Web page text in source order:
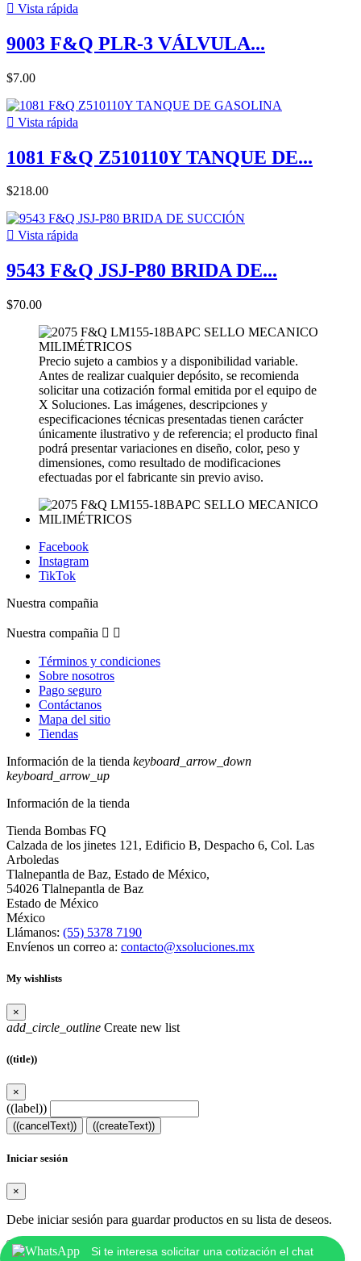
 Vista rápida
9003 F&Q PLR-3 VÁLVULA...
$7.00
 Vista rápida
1081 F&Q Z510110Y TANQUE DE...
$218.00
 Vista rápida
9543 F&Q JSJ-P80 BRIDA DE...
$70.00
Precio sujeto a cambios y a disponibilidad variable.
Antes de realizar cualquier depósito, se recomienda
solicitar una cotización formal emitida por el equipo de
X Soluciones. Las imágenes, descripciones y
especificaciones técnicas presentadas tienen carácter
únicamente ilustrativo y de referencia; el producto final
podrá presentar variaciones en diseño, color, peso y
dimensiones, como resultado de modificaciones
efectuadas por el fabricante sin previo aviso.
Facebook
Instagram
TikTok
Nuestra compañia
Nuestra compañia  
Términos y condiciones
Sobre nosotros
Pago seguro
Contáctanos
Mapa del sitio
Tiendas
Información de la tienda keyboard_arrow_down
keyboard_arrow_up
Información de la tienda
Tienda Bombas FQ
Calzada de los jinetes 121, Edificio B, Despacho 6, Col. Las
Arboledas
Tlalnepantla de Baz, Estado de México,
54026 Tlalnepantla de Baz
Estado de México
México
Llámanos: (55) 5378 7190
Envíenos un correo a: contacto@xsoluciones.mx
My wishlists
×
add_circle_outline Create new list
((title))
×
((label))
((cancelText)) ((createText))
Iniciar sesión
×
Debe iniciar sesión para guardar productos en su lista de deseos.
((cancelText)) ((loginText))
Si te interesa solicitar una cotización el chat